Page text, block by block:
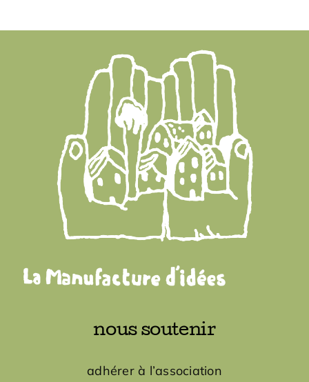
nous soutenir
adhérer à l’association